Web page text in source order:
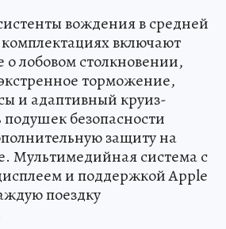
вождения в средней
включают
лобовом столкновении,
торможение,
и адаптивный круиз-
безопасности
защиту на
Мультимедийная система с
и поддержкой Apple
поездку